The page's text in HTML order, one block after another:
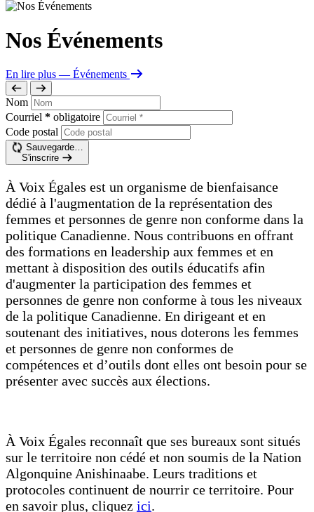
Nos Événements
En lire plus — Événements
Nom
Courriel * obligatoire
Code postal
Sauvegarde…
S'inscrire
À Voix Égales est un organisme de bienfaisance
dédié à l'augmentation de la représentation des
femmes et personnes de genre non conforme dans la
politique Canadienne. Nous contribuons en offrant
des formations en leadership aux femmes et en
mettant à disposition des outils éducatifs afin
d'augmenter la participation des femmes et
personnes de genre non conforme à tous les niveaux
de la politique Canadienne. En dirigeant et en
soutenant des initiatives, nous doterons les femmes
et personnes de genre non conformes de
compétences et d’outils dont elles ont besoin pour se
présenter avec succès aux élections.
À Voix Égales reconnaît que ses bureaux sont situés
sur le territoire non cédé et non soumis de la Nation
Algonquine Anishinaabe. Leurs traditions et
protocoles continuent de nourrir ce territoire. Pour
en savoir plus, cliquez ici.